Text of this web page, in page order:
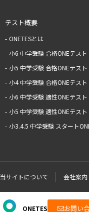
テスト概要
ONETESとは
小6 中学受験 合格ONEテスト
小5 中学受験 合格ONEテスト
小4 中学受験 合格ONEテスト
小6 中学受験 適性ONEテスト
小5 中学受験 適性ONEテスト
小3.4.5 中学受験 スタート
当サイトについて 会社案内
ONETES お問い